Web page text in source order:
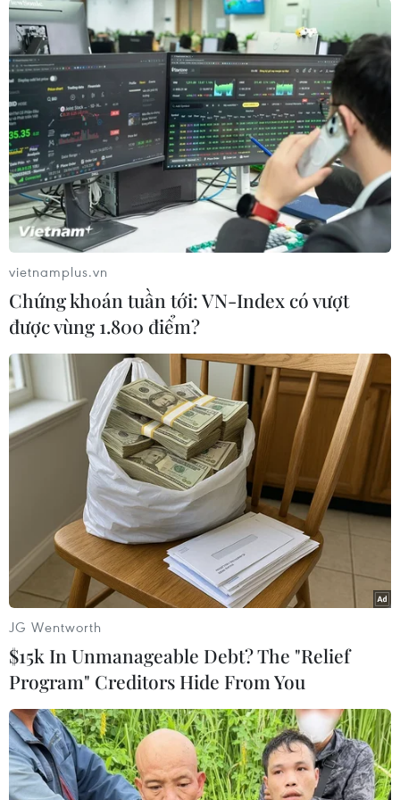
#Chuyển giao quyền lực ở Sudan
#Liên đoàn Arab
#Liên minh châu Phi
#Khủng hoảng chính trị Sudan
Theo dõi VietnamPlus
TIN LIÊN QUAN
Sudan: Phe biểu tình từ chối đề nghị nói
vietnamplus.vn
Chứng khoán tuần tới: VN-Index có vượt
được vùng 1.800 điểm?
JG Wentworth
$15k In Unmanageable Debt? The "Relief
Program" Creditors Hide From You